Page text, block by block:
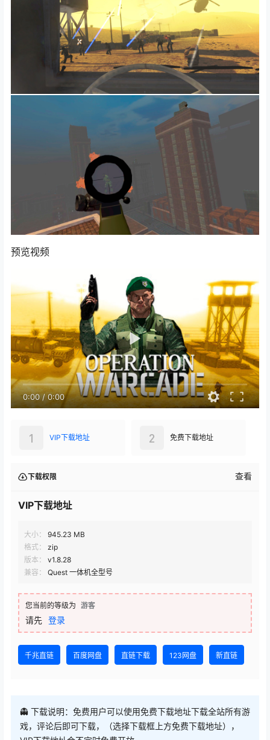
预览视频
0:00/ 0:00
VIP下载地址
1 免费下载地址
2
下载权限 查看
VIP下载地址
大小：
945.23 MB
格式：
zip
版本：
v1.8.28
兼容：
Quest 一体机全型号
您当前的等级为 游客
请先 登录
千兆直链 百度网盘 直链下载 123网盘 新直链
👻 下载说明：免费用户可以使用免费下载地址下载全站所有游
戏，评论后即可下载，（选择下载框上方免费下载地址），